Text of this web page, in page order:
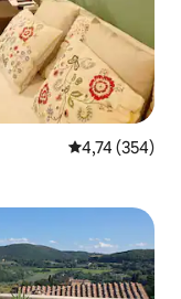
Calificación
4,74 (354)